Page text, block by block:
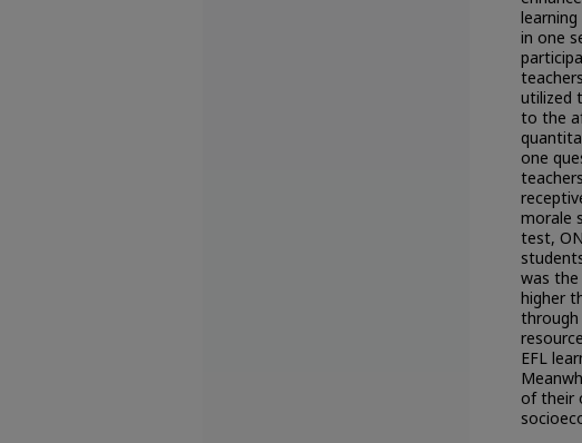
in one
utilized
to the
one
morale
test,
was
higher
EFL
of their